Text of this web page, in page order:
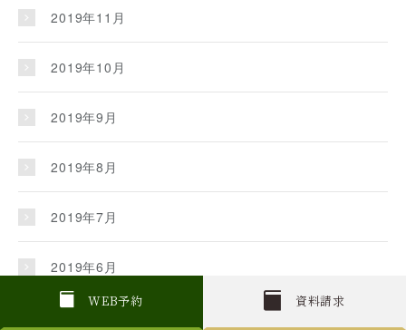
W EB予約 資料請求
2019年11月
2019年10月
2019年9月
2019年8月
2019年7月
2019年6月